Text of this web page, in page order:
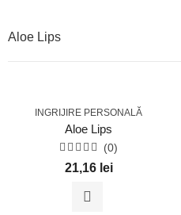
Aloe Lips
INGRIJIRE PERSONALĂ
Aloe Lips
Evaluat
la
(0)
21,16 lei